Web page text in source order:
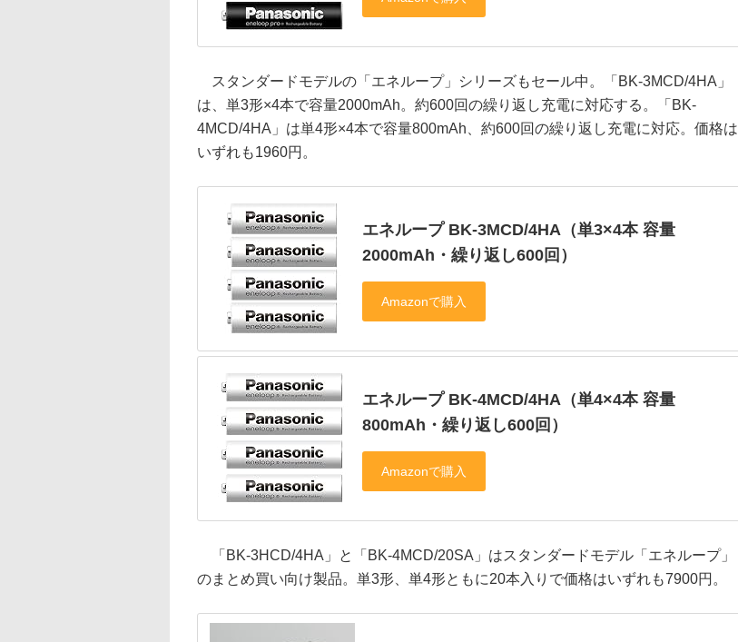
スタンダードモデルの「エネループ」シリーズもセール中。「BK-3MCD/4HA」
は、単3形×4本で容量2000mAh。約600回の繰り返し充電に対応する。「BK-
4MCD/4HA」は単4形×4本で容量800mAh、約600回の繰り返し充電に対応。価格は
いずれも1960円。
エネループ BK-3MCD/4HA（単3×4本 容量
2000mAh・繰り返し600回）
エネループ BK-4MCD/4HA（単4×4本 容量
800mAh・繰り返し600回）
「BK-3HCD/4HA」と「BK-4MCD/20SA」はスタンダードモデル「エネループ」
のまとめ買い向け製品。単3形、単4形ともに20本入りで価格はいずれも7900円。